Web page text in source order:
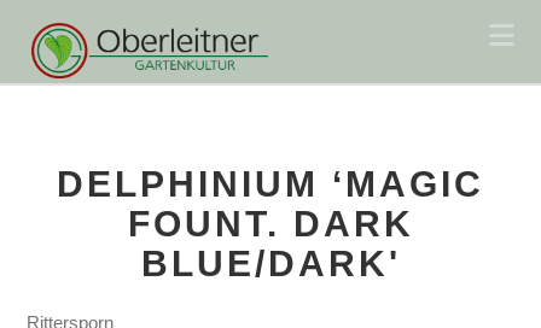
DELPHINIUM ‘MAGIC
FOUNT. DARK
BLUE/DARK'
Rittersporn